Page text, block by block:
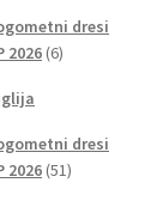
dresi
2026 66
dresi
2026 5151